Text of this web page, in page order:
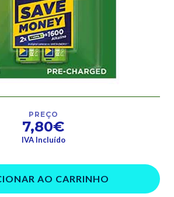
PREÇO
7,80€
IVA Incluído
AO CARRINHO